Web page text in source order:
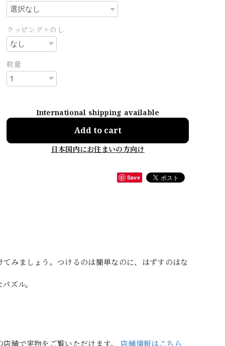
ラッピング＋のし
数量
International shipping available
Add to cart
日本国内にお住まいの方向け
Save
みましょう。つけるのは簡単なのに、はずすのはな
ズル。
舗で実物をご覧いただけます。 店舗情報はこちら